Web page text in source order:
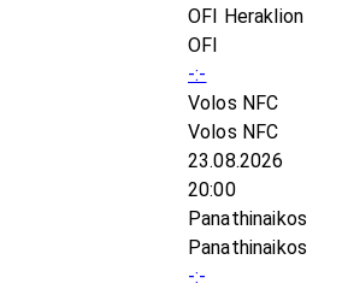
OFI Heraklion
OFI
-:-
Volos NFC
Volos NFC
23.08.2026
20:00
Panathinaikos
Panathinaikos
-:-